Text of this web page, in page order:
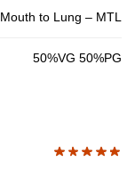
Mouth to Lung – MTL
50%VG 50%PG